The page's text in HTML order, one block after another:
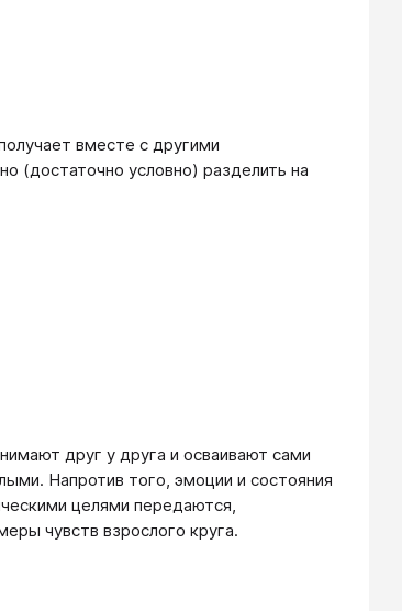
вместе с другими
условно) разделить на
друг у друга и осваивают сами
Напротив того, эмоции и состояния
целями передаются,
чувств взрослого круга.